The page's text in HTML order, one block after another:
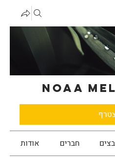
noaa
חברים אודות